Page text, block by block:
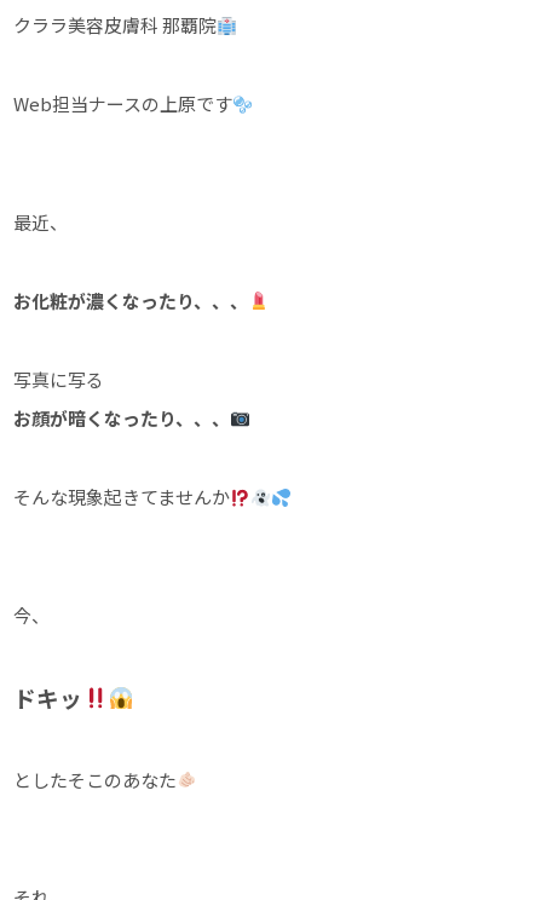
クララ美容皮膚科 那覇院
Web担当ナースの上原です
最近、
お化粧が濃くなったり、、、
写真に写る
お顔が暗くなったり、、、
そんな現象起きてませんか
今、
ドキッ
としたそこのあなた